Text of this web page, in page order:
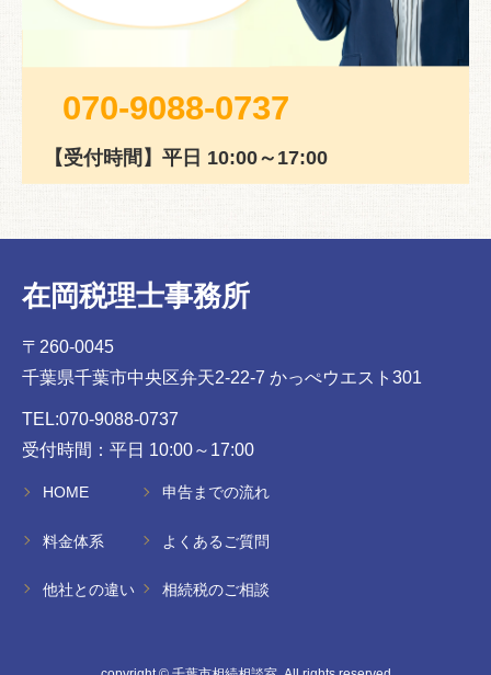
070-9088-0737
【受付時間】平日 10:00～17:00
在岡税理士事務所
〒260-0045
千葉県千葉市中央区弁天2-22-7 かっぺウエスト301
TEL:070-9088-0737
受付時間：平日 10:00～17:00
HOME
料金体系
他社との違い
申告までの流れ
よくあるご質問
相続税のご相談